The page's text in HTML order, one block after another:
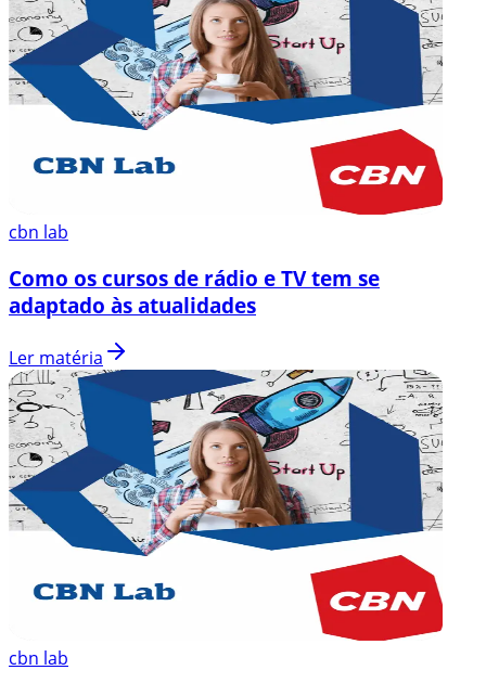
cbn lab
Como os cursos de rádio e TV tem se
adaptado às atualidades
Ler matéria
cbn lab